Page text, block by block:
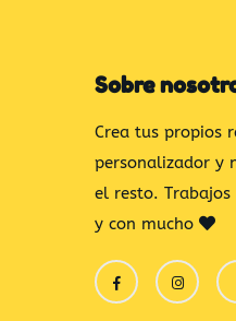
Sobre
Crea tus propios
personalizador y
el resto.
y con mucho